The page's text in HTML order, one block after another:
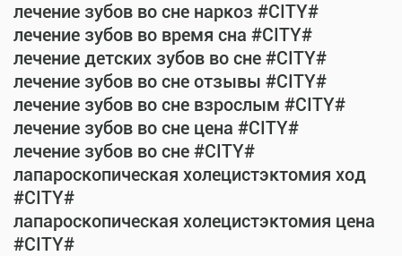
лечение зубов во сне наркоз #CITY#
лечение зубов во время сна #CITY#
лечение детских зубов во сне #CITY#
лечение зубов во сне отзывы #CITY#
лечение зубов во сне взрослым #CITY#
лечение зубов во сне цена #CITY#
лечение зубов во сне #CITY#
лапароскопическая холецистэктомия ход
#CITY#
лапароскопическая холецистэктомия цена
#CITY#